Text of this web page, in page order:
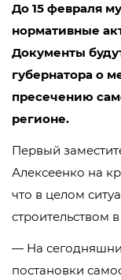
До 15 февраля
нормативные
Документы
губернатора о
пресечению
регионе.
Первый
Алексеенко на
что в целом
строительством
— На
постановки